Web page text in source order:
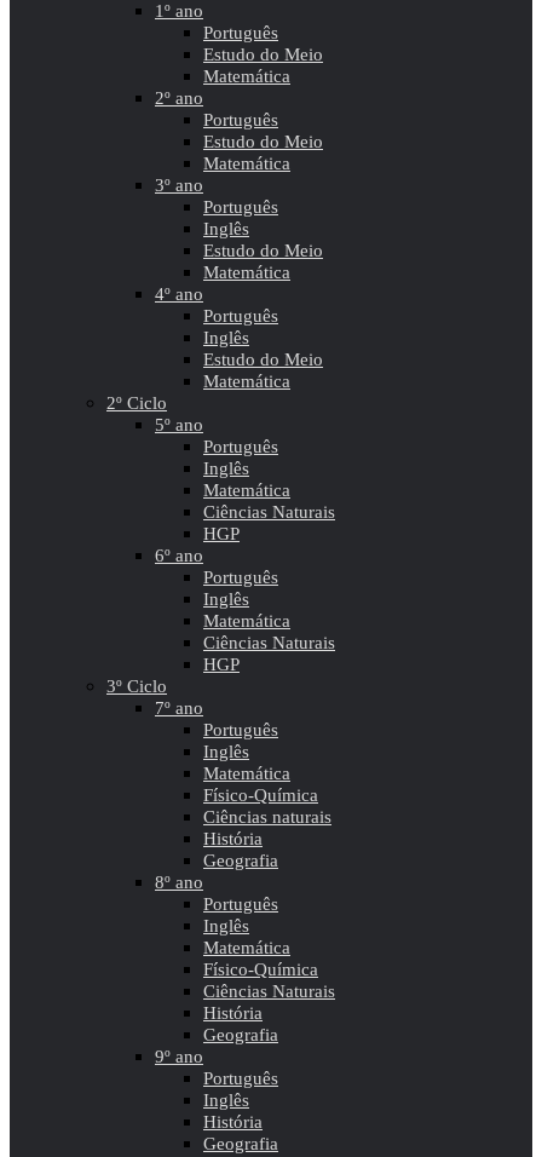
1º ano
Português
Estudo do Meio
Matemática
2º ano
Português
Estudo do Meio
Matemática
3º ano
Português
Inglês
Estudo do Meio
Matemática
4º ano
Português
Inglês
Estudo do Meio
Matemática
2º Ciclo
5º ano
Português
Inglês
Matemática
Ciências Naturais
HGP
6º ano
Português
Inglês
Matemática
Ciências Naturais
HGP
3º Ciclo
7º ano
Português
Inglês
Matemática
Físico-Química
Ciências naturais
História
Geografia
8º ano
Português
Inglês
Matemática
Físico-Química
Ciências Naturais
História
Geografia
9º ano
Português
Inglês
História
Geografia